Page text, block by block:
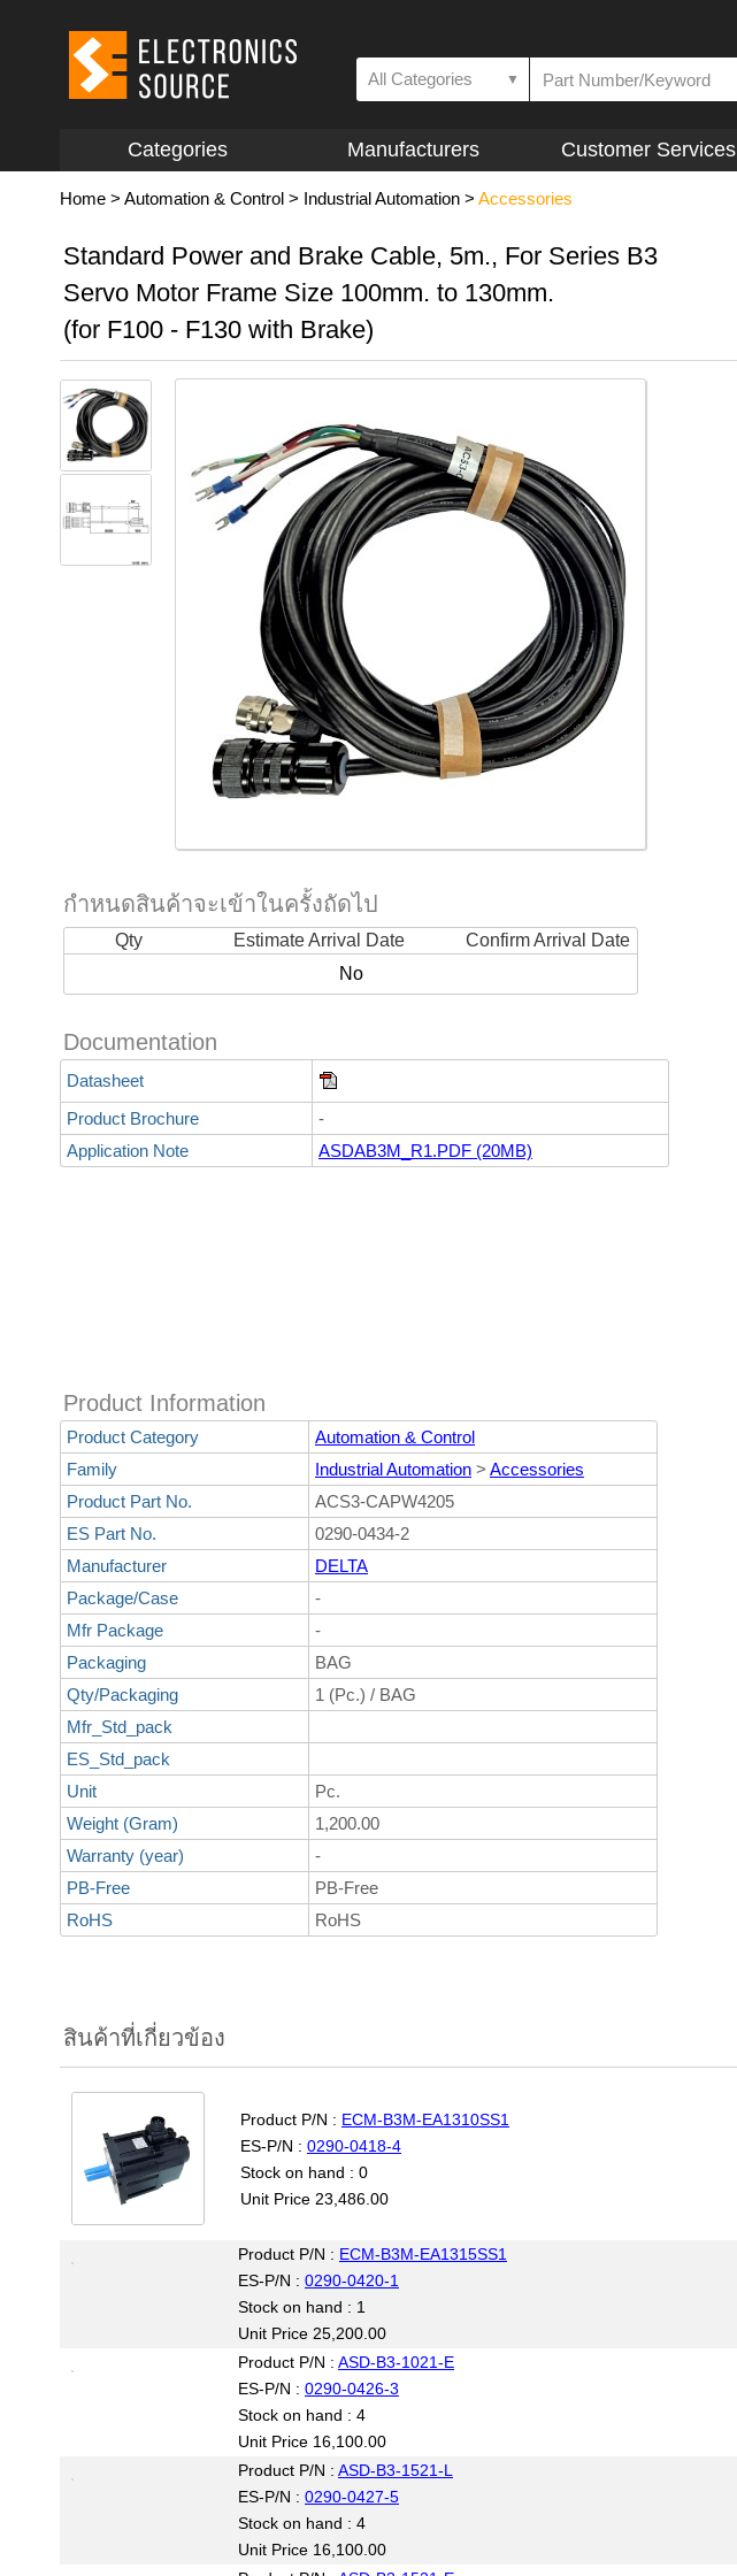
All Categories ▼
Categories Manufacturers Customer Services
Home > Automation & Control > Industrial Automation > Accessories
Standard Power and Brake Cable, 5m., For Series B3
Servo Motor Frame Size 100mm. to 130mm.
(for F100 - F130 with Brake)
กำหนดสินค้าจะเข้าในครั้งถัดไป
Qty Estimate Arrival Date
Confirm Arrival Date
No
Documentation
Datasheet
Product Brochure
-
Application Note
ASDAB3M_R1.PDF (20MB)
Product Information
Product Category
Automation & Control
Family
Industrial Automation > Accessories
Product Part No.
ACS3-CAPW4205
ES Part No.
0290-0434-2
Manufacturer
DELTA
Package/Case
-
Mfr Package
-
Packaging
BAG
Qty/Packaging
1 (Pc.) / BAG
Mfr_Std_pack
ES_Std_pack
Unit
Pc.
Weight (Gram)
1,200.00
Warranty (year)
-
PB-Free
PB-Free
RoHS
RoHS
สินค้าที่เกี่ยวข้อง
Product P/N : ECM-B3M-EA1310SS1
ES-P/N : 0290-0418-4
Stock on hand : 0
Unit Price 23,486.00
Product P/N : ECM-B3M-EA1315SS1
ES-P/N : 0290-0420-1
Stock on hand : 1
Unit Price 25,200.00
Product P/N : ASD-B3-1021-E
ES-P/N : 0290-0426-3
Stock on hand : 4
Unit Price 16,100.00
Product P/N : ASD-B3-1521-L
ES-P/N : 0290-0427-5
Stock on hand : 4
Unit Price 16,100.00